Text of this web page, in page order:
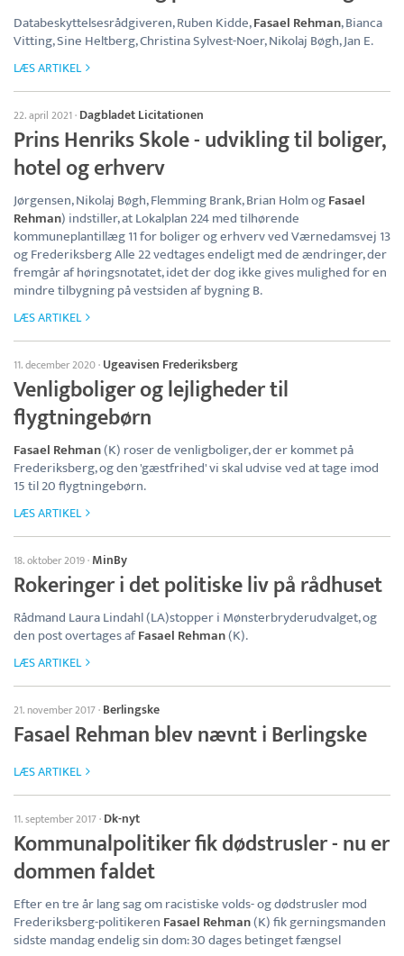
Databeskyttelsesrådgiveren, Ruben Kidde,Fasael Rehman, Bianca
Vitting, Sine Heltberg, Christina Sylvest-Noer, Nikolaj Bøgh, Jan E.
LÆS ARTIKEL
22. april 2021· Dagbladet Licitationen
Prins Henriks Skole - udvikling til boliger,
hotel og erhverv
Jørgensen, Nikolaj Bøgh, Flemming Brank, Brian Holm ogFasael
Rehman) indstiller, at Lokalplan 224 med tilhørende
kommuneplantillæg 11 for boliger og erhverv ved Værnedamsvej 13
og Frederiksberg Alle 22 vedtages endeligt med de ændringer, der
fremgår af høringsnotatet, idet der dog ikke gives mulighed for en
mindre tilbygning på vestsiden af bygning B.
LÆS ARTIKEL
11. december 2020· Ugeavisen Frederiksberg
Venligboliger og lejligheder til
flygtningebørn
Fasael Rehman(K) roser de venligboliger, der er kommet på
Frederiksberg, og den 'gæstfrihed' vi skal udvise ved at tage imod
15 til 20 flygtningebørn.
LÆS ARTIKEL
18. oktober 2019· MinBy
Rokeringer i det politiske liv på rådhuset
Rådmand Laura Lindahl (LA)stopper i Mønsterbryderudvalget, og
den post overtages afFasael Rehman(K).
LÆS ARTIKEL
21. november 2017· Berlingske
Fasael Rehman blev nævnt i Berlingske
LÆS ARTIKEL
11. september 2017· Dk-nyt
Kommunalpolitiker fik dødstrusler - nu er
dommen faldet
Efter en tre år lang sag om racistiske volds- og dødstrusler mod
Frederiksberg-politikeren Fasael Rehman(K) fik gerningsmanden
sidste mandag endelig sin dom: 30 dages betinget fængsel